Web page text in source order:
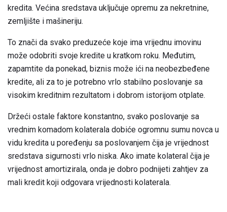
kredita. Većina sredstava uključuje opremu za nekretnine,
zemljište i mašineriju.
To znači da svako preduzeće koje ima vrijednu imovinu
može odobriti svoje kredite u kratkom roku. Međutim,
zapamtite da ponekad, biznis može ići na neobezbeđene
kredite, ali za to je potrebno vrlo stabilno poslovanje sa
visokim kreditnim rezultatom i dobrom istorijom otplate.
Držeći ostale faktore konstantno, svako poslovanje sa
vrednim komadom kolaterala dobiće ogromnu sumu novca u
vidu kredita u poređenju sa poslovanjem čija je vrijednost
sredstava sigurnosti vrlo niska. Ako imate kolateral čija je
vrijednost amortizirala, onda je dobro podnijeti zahtjev za
mali kredit koji odgovara vrijednosti kolaterala.